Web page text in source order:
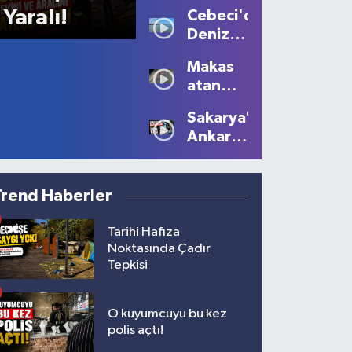
Yaralı!
Büyüledi:
Kartpostallık
Manzaralar
Oluştu
Cebeci'de
Deniz
Tüm
Güzelliğiyle
Devam
Ediyor
Makas
atan
10 bin
lira ceza
Sakarya'dan
Ankara'ya
çağrısı
Haberler
Tarihi Hafıza
Noktasında Çadır
Tepkisi
O kuyumcuyu bu kez
polis açtı!